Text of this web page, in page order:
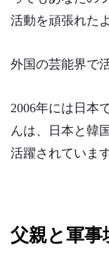
活動を頑張れた
外国の芸能界で
2006年には日本
んは、日本と韓
活躍されています
父親と軍事